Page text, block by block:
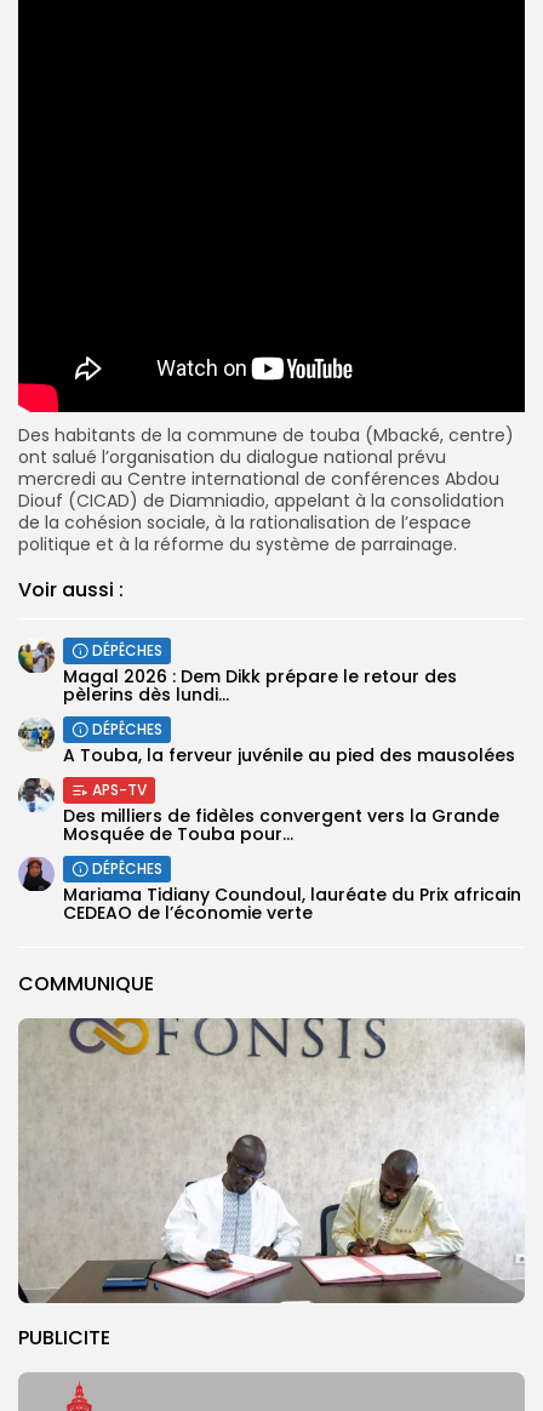
COMMUNIQUE
PUBLICITE
‎‎Des habitants de la commune de touba (Mbacké, centre)
ont salué l’organisation du dialogue national prévu
mercredi au Centre international de conférences Abdou
Diouf (CICAD) de Diamniadio, appelant à la consolidation
de la cohésion sociale, à la rationalisation de l’espace
politique et à la réforme du système de parrainage.
Voir aussi :
DÉPÊCHES
Magal 2026 : Dem Dikk prépare le retour des
pèlerins dès lundi...
DÉPÊCHES
A Touba, la ferveur juvénile au pied des mausolées
APS-TV
Des milliers de fidèles convergent vers la Grande
Mosquée de Touba pour...
DÉPÊCHES
Mariama Tidiany Coundoul, lauréate du Prix africain
CEDEAO de l’économie verte